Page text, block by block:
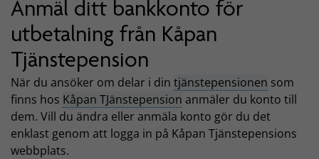
Anmäl ditt bankkonto för
utbetalning från Kåpan
Tjänstepension
När du ansöker om delar i din tjänstepensionen som
finns hos Kåpan TJänstepension anmäler du konto till
dem. Vill du ändra eller anmäla konto gör du det
enklast genom att logga in på Kåpan Tjänstepensions
webbplats.